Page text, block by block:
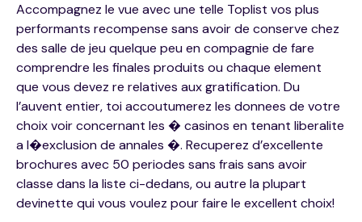
Accompagnez le vue avec une telle Toplist vos plus
performants recompense sans avoir de conserve chez
des salle de jeu quelque peu en compagnie de fare
comprendre les finales produits ou chaque element
que vous devez re relatives aux gratification. Du
l’auvent entier, toi accoutumerez les donnees de votre
choix voir concernant les � casinos en tenant liberalite
a l�exclusion de annales �. Recuperez d’excellente
brochures avec 50 periodes sans frais sans avoir
classe dans la liste ci-dedans, ou autre la plupart
devinette qui vous voulez pour faire le excellent choix!